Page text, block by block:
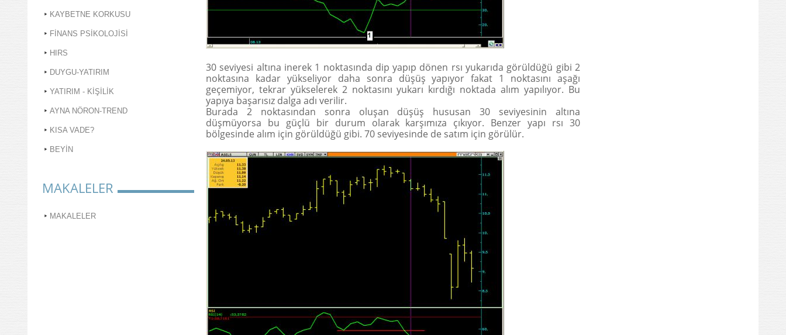
KAYBETNE KORKUSU
FİNANS PSİKOLOJİSİ
HIRS
DUYGU-YATIRIM
YATIRIM - KİŞİLİK
AYNA NÖRON-TREND
KISA VADE?
BEYİN
MAKALELER
MAKALELER
30 seviyesi altına inerek 1 noktasında dip yapıp dönen rsı yukarıda görüldüğü gibi 2
noktasına kadar yükseliyor daha sonra düşüş yapıyor fakat 1 noktasını aşağı
geçemiyor, tekrar yükselerek 2 noktasını yukarı kırdığı noktada alım yapılıyor. Bu
yapıya başarısız dalga adı verilir.
Burada 2 noktasından sonra oluşan düşüş hususan 30 seviyesinin altına
düşmüyorsa bu güçlü bir durum olarak karşımıza çıkıyor. Benzer yapı rsı 30
bölgesinde alım için görüldüğü gibi. 70 seviyesinde de satım için görülür.